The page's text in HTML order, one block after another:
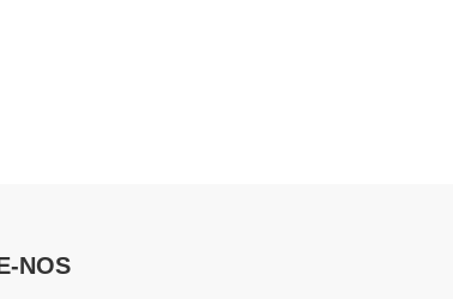
A válvula de retenção de elevação é um
NOS